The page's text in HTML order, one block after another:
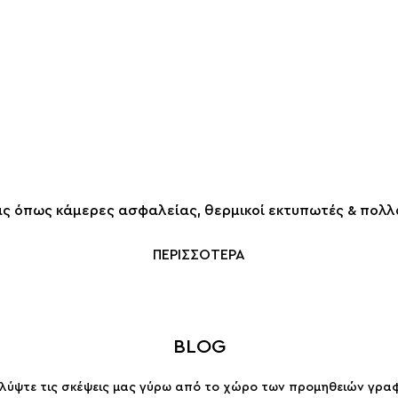
όπως κάμερες ασφαλείας, θερμικοί εκτυπωτές &
ΠΕΡΙΣΣΟΤΕΡΑ
BLOG
τις σκέψεις μας γύρω από το χώρο των προμηθειών